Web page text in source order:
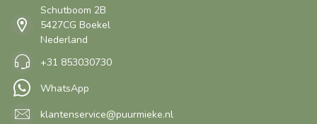
Schutboom 2B
5427CG Boekel
Nederland
+31 853030730
WhatsApp
klantenservice@puurmieke.nl